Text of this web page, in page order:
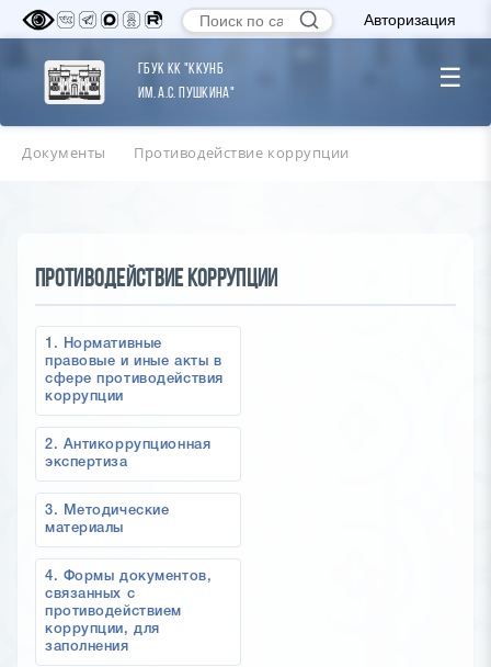
Авторизация
ГБУК КК "ККУНБ
им. А.С. Пушкина"
☰
Документы Противодействие коррупции
Противодействие коррупции
1. Нормативные
правовые и иные акты в
сфере противодействия
коррупции
2. Антикоррупционная
экспертиза
3. Методические
материалы
4. Формы документов,
связанных с
противодействием
коррупции, для
заполнения